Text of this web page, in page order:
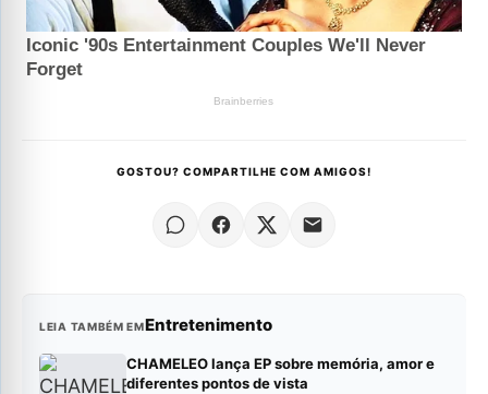
GOSTOU? COMPARTILHE COM AMIGOS!
LEIA TAMBÉM EMEntretenimento
CHAMELEO lança EP sobre memória, amor e
diferentes pontos de vista